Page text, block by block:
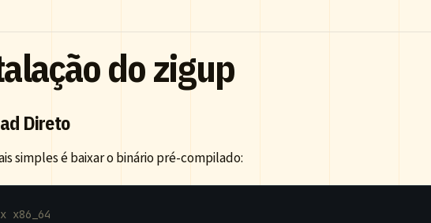
do zigup
Direto
simples é baixar o binário pré-compilado:
x86_64